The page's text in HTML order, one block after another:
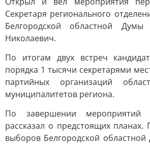
Секретаря регионального
Белгородской областной
Николаевич.
По итогам двух встреч
порядка 1 тысячи секретарями
партийных организаций
муниципалитетов региона.
По завершении
рассказал о предстоящих планах.
выборов Белгородской